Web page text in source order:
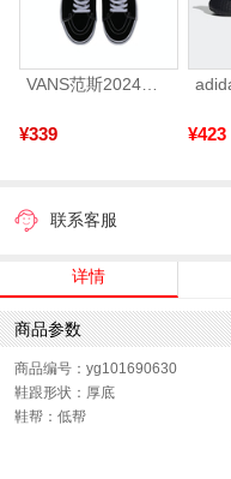
VANS范斯2024中性SK8-HiCL帆布鞋/硫化鞋VN000D5IB8C
¥339 ¥423
联系客服
详情
商品参数
商品编号：yg101690630
鞋跟形状：厚底
鞋帮：低帮